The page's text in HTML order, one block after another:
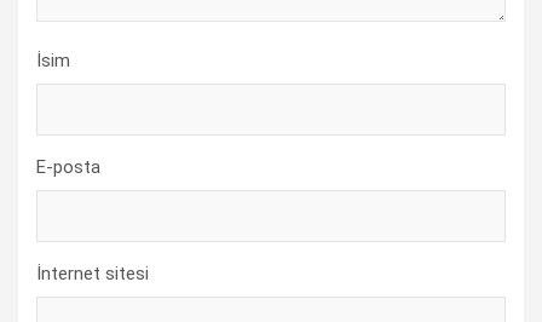
İsim
E-posta
İnternet sitesi